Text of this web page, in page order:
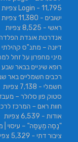
Login - 11,795 צפיות
ישובים - 11,380 צפיות
ראשי - 8,525 צפיות
אנדרטת אוגדת
דיונה – מתנ"ס קהילתי
מיני מחפרון על זחל
רופא שיניים בבאר
רכבים חשמליים באר
חשמלי - 7,138 צפיות
סטוק פון סלולר –
חוות ראם – המרכז
אודות - 6,539 צפיות
"נַסֵּה מְעַסֶּה" – עיסוי |
ציבור דתי - 5,329 צפיות